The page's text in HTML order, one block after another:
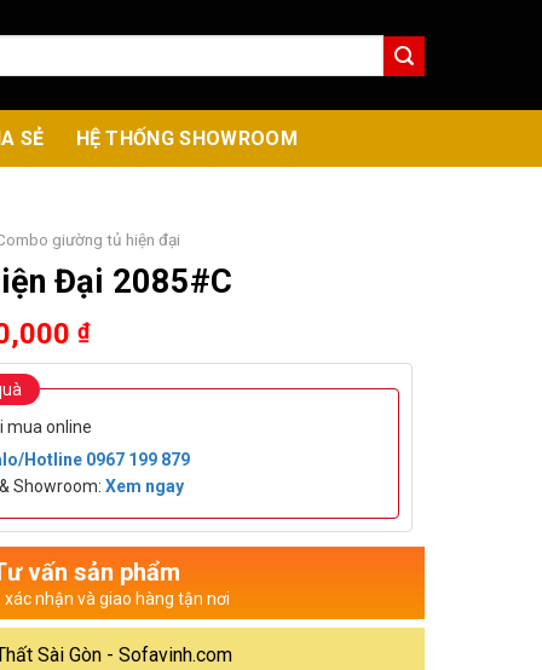
SẺ HỆ THỐNG SHOWROOM
giường tủ hiện đại
Đại 2085#C
₫.
₫Current
price
is:
26,000,000 ₫.
mua online
Hotline 0967 199 879
Showroom: Xem ngay
vấn sản phẩm
xác nhận và giao hàng tận nơi
Sài Gòn - Sofavinh.com